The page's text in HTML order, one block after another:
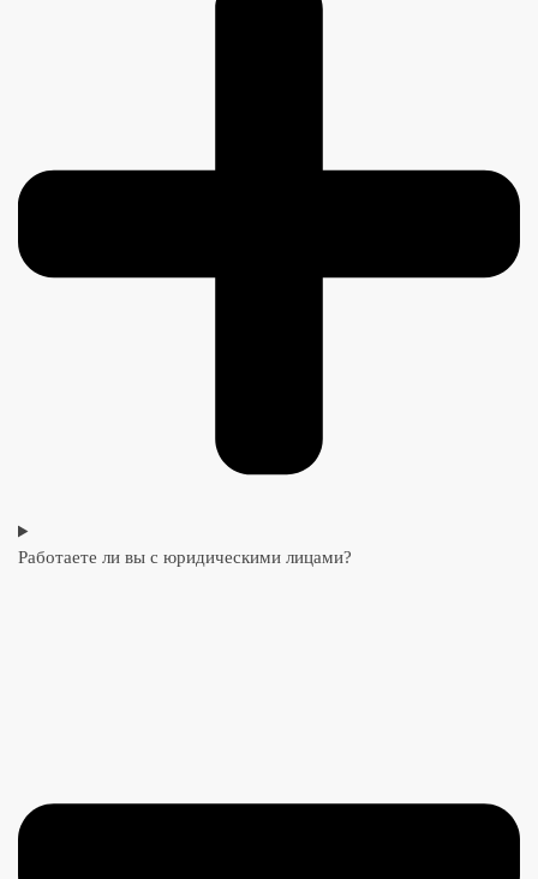
Работаете ли вы с юридическими лицами?